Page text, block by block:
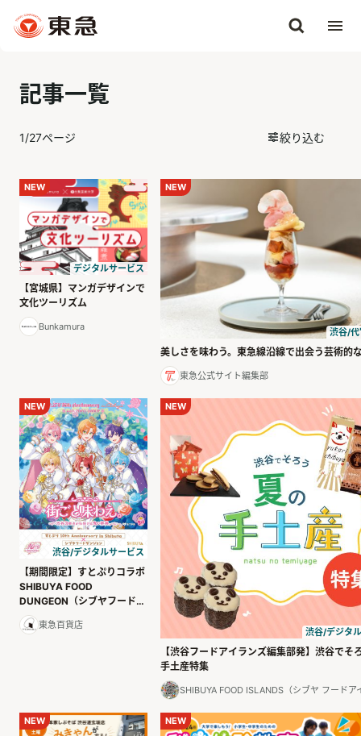
記事一覧
1/27ページ 絞り込む
NEW
デジタルサービス
【宮城県】マンガデザインで
文化ツーリズム
Bunkamura
NEW
渋谷/
美しさを味わう。東急線沿線で出会う芸術的
東急公式サイト編集部
NEW
渋谷/デジタルサービス
【期間限定】すとぷりコラボ
SHIBUYA FOOD
DUNGEON（シブヤフードダ
ンジョン）
東急百貨店
NEW
渋谷/デジタ
【渋谷フードアイランズ編集部発】渋谷でそ
手土産特集
SHIBUYA FOOD ISLANDS（シブヤ フードア
NEW NEW